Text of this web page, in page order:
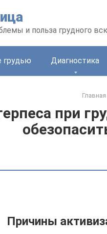
и польза грудного
грудью Диагностика
Главная
при
Причины